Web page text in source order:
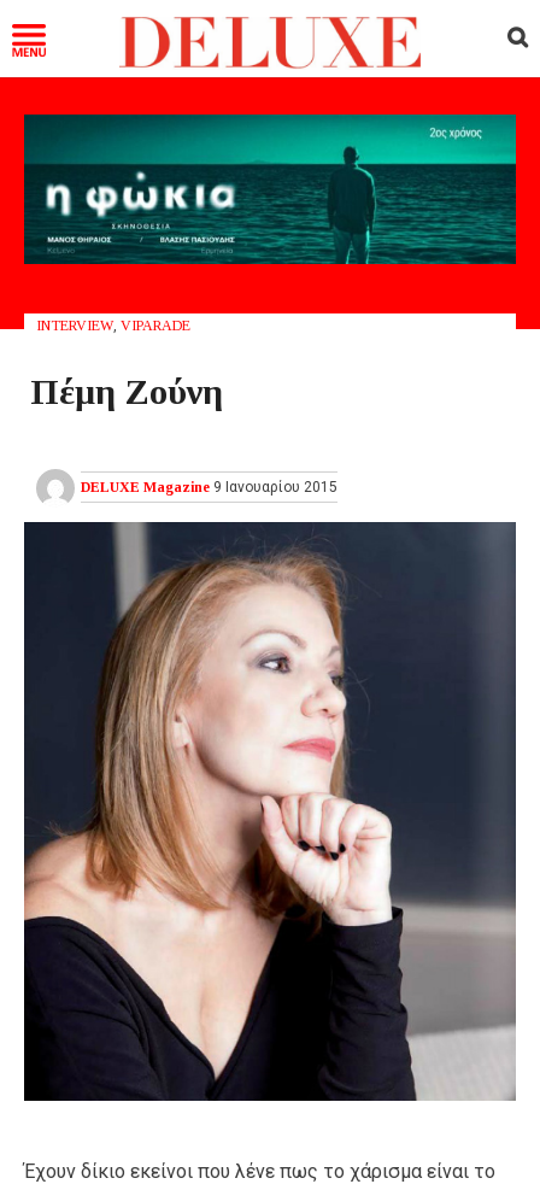
INTERVIEW, VIPARADE
Πέμη Ζούνη
DELUXE Magazine 9 Ιανουαρίου 2015
Έχουν δίκιο εκείνοι που λένε πως το χάρισμα είναι το